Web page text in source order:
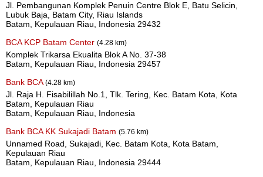
Jl. Pembangunan Komplek Penuin Centre Blok E, Batu Selicin,
Lubuk Baja, Batam City, Riau Islands
Batam, Kepulauan Riau, Indonesia 29432
BCA KCP Batam Center (4.28 km)
Komplek Trikarsa Ekualita Blok A No. 37-38
Batam, Kepulauan Riau, Indonesia 29457
Bank BCA (4.28 km)
Jl. Raja H. Fisabilillah No.1, Tlk. Tering, Kec. Batam Kota, Kota
Batam, Kepulauan Riau
Batam, Kepulauan Riau, Indonesia
Bank BCA KK Sukajadi Batam (5.76 km)
Unnamed Road, Sukajadi, Kec. Batam Kota, Kota Batam,
Kepulauan Riau
Batam, Kepulauan Riau, Indonesia 29444